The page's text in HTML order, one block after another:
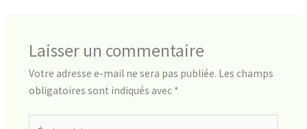
Laisser un commentaire
Votre adresse e-mail ne sera pas publiée. Les champs
obligatoires sont indiqués avec *